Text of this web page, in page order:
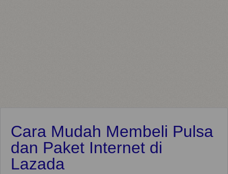
Cara Mudah Membeli Pulsa
dan Paket Internet di
Lazada